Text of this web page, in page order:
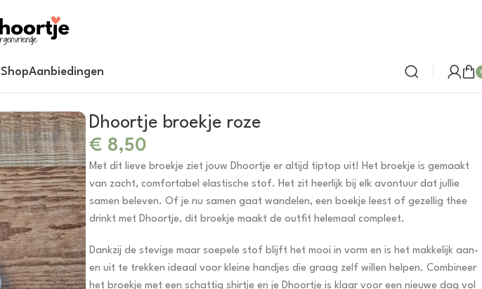
ShopAanbiedingen
Dhoortje broekje roze
€ 8,50
Met dit lieve broekje ziet jouw Dhoortje er altijd tiptop uit! Het broekje is gemaakt
van zacht, comfortabel elastische stof. Het zit heerlijk bij elk avontuur dat jullie
samen beleven. Of je nu samen gaat wandelen, een boekje leest of gezellig thee
drinkt met Dhoortje, dit broekje maakt de outfit helemaal compleet.
Dankzij de stevige maar soepele stof blijft het mooi in vorm en is het makkelijk aan-
en uit te trekken ideaal voor kleine handjes die graag zelf willen helpen. Combineer
het broekje met een schattig shirtje en je Dhoortje is klaar voor een nieuwe dag vol